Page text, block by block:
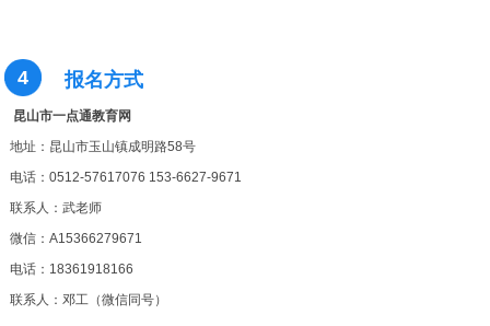
4 报名方式
昆山市一点通教育网
地址：昆山市玉山镇成明路58号
电话：0512-57617076 153-6627-9671
联系人：武老师
微信：A15366279671
电话：18361918166
联系人：邓工（微信同号）